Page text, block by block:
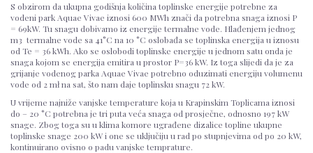
S obzirom da ukupna godišnja količina toplinske energije potrebne za
vodeni park Aquae Vivae iznosi 600 MWh znači da potrebna snaga iznosi P
= 69kW. Tu snagu dobivamo iz energije termalne vode. Hlađenjem jednog
m3 termalne vode sa 41°C na 10 °C oslobađa se toplinska energija u iznosu
od Te = 36 kWh. Ako se oslobodi toplinske energije u jednom satu onda je
snaga kojom se energija emitira u prostor P=36 kW. Iz toga slijedi da je za
grijanje vodenog parka Aquae Vivae potrebno oduzimati energiju volumenu
vode od 2 mł na sat, što nam daje toplinsku snagu 72 kW.
U vrijeme najniže vanjske temperature koja u Krapinskim Toplicama iznosi
do – 20 °C potrebna je tri puta veća snaga od prosječne, odnosno 197 kW
snage. Zbog toga su u klima komore ugrađene dizalice topline ukupne
toplinske snage 200 kW i one se uključiju u rad po stupnjevima od po 20 kW,
kontinuirano ovisno o padu vanjske temprature.